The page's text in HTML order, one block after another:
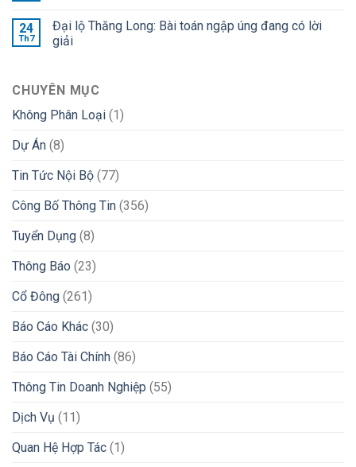
24
Th7
Đại lộ Thăng Long: Bài toán ngập úng đang có lời
giải
CHUYÊN MỤC
Không Phân Loại (1)
Dự Án (8)
Tin Tức Nội Bộ (77)
Công Bố Thông Tin (356)
Tuyển Dụng (8)
Thông Báo (23)
Cổ Đông (261)
Báo Cáo Khác (30)
Báo Cáo Tài Chính (86)
Thông Tin Doanh Nghiệp (55)
Dịch Vụ (11)
Quan Hệ Hợp Tác (1)